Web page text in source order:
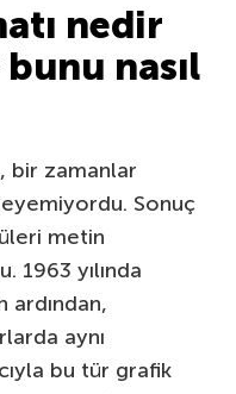
nedir
nasıl
bir zamanlar
Sonuç
metin
1963 yılında
ardından,
aynı
bu tür grafik